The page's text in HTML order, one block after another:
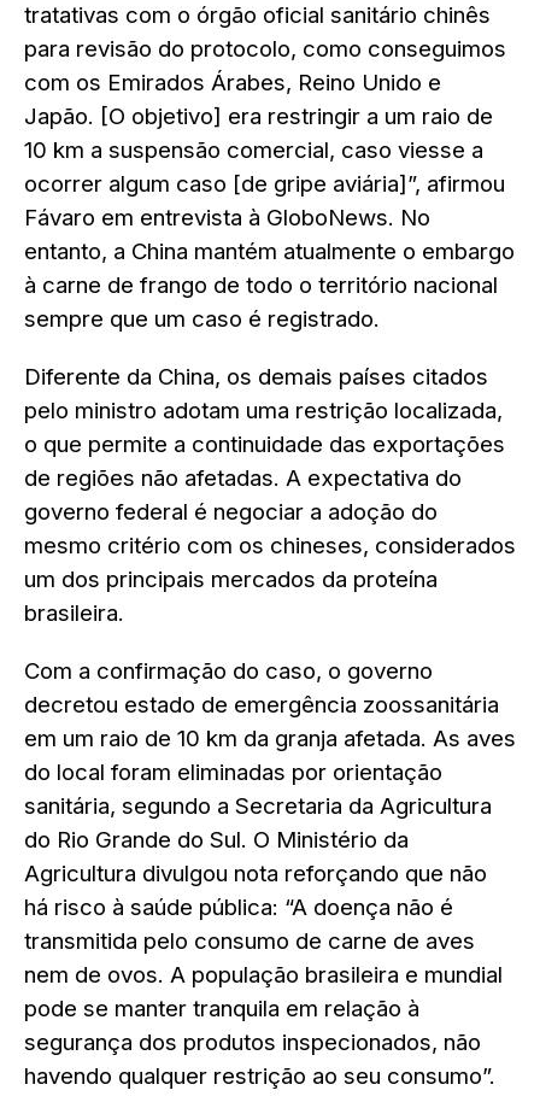
tratativas com o órgão oficial sanitário chinês
para revisão do protocolo, como conseguimos
com os Emirados Árabes, Reino Unido e
Japão. [O objetivo] era restringir a um raio de
10 km a suspensão comercial, caso viesse a
ocorrer algum caso [de gripe aviária]”, afirmou
Fávaro em entrevista à GloboNews. No
entanto, a China mantém atualmente o embargo
à carne de frango de todo o território nacional
sempre que um caso é registrado.
Diferente da China, os demais países citados
pelo ministro adotam uma restrição localizada,
o que permite a continuidade das exportações
de regiões não afetadas. A expectativa do
governo federal é negociar a adoção do
mesmo critério com os chineses, considerados
um dos principais mercados da proteína
brasileira.
Com a confirmação do caso, o governo
decretou estado de emergência zoossanitária
em um raio de 10 km da granja afetada. As aves
do local foram eliminadas por orientação
sanitária, segundo a Secretaria da Agricultura
do Rio Grande do Sul. O Ministério da
Agricultura divulgou nota reforçando que não
há risco à saúde pública: “A doença não é
transmitida pelo consumo de carne de aves
nem de ovos. A população brasileira e mundial
pode se manter tranquila em relação à
segurança dos produtos inspecionados, não
havendo qualquer restrição ao seu consumo”.